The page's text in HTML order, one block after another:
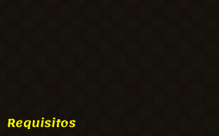
Requisitos